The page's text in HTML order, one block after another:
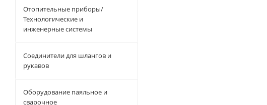
Отопительные приборы/
Технологические и
инженерные системы
Соединители для шлангов и
рукавов
Оборудование паяльное и
сварочное